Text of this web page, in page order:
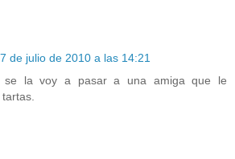
7 de julio de 2010 a las 14:21
se la voy a pasar a una amiga que le